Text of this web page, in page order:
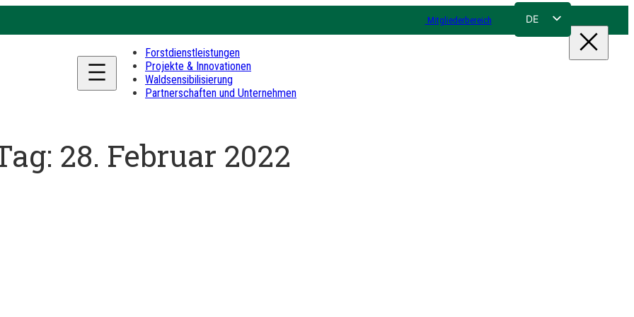
Mitgliederbereich DE
Forstdienstleistungen
Projekte & Innovationen
Waldsensibilisierung
Partnerschaften und Unternehmen
28. Februar 2022